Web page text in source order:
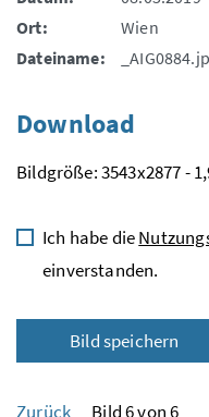
Ort:
Wien
Dateiname:
Download
Bildgröße: 3543x2877 -
Ich habe die
einverstanden.
Bild speichern
Zurück Bild 6 von 6